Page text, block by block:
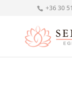
+36 30